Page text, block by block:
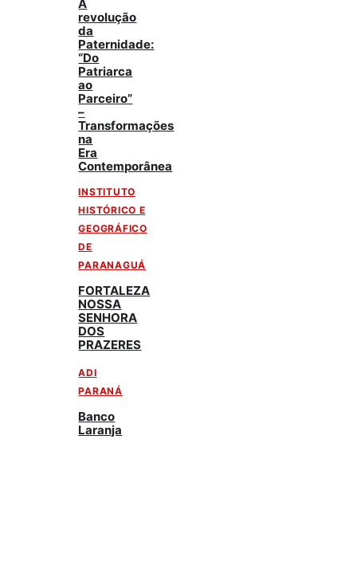
A
revolução
da
Paternidade:
“Do
Patriarca
ao
Parceiro”
–
Transformações
na
Era
Contemporânea
INSTITUTO
HISTÓRICO E
GEOGRÁFICO
DE
PARANAGUÁ
FORTALEZA
NOSSA
SENHORA
DOS
PRAZERES
ADI
PARANÁ
Banco
Laranja